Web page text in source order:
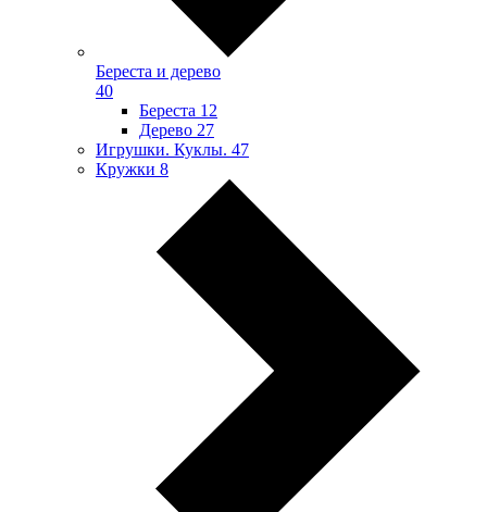
Береста и дерево
40
Береста 12
Дерево 27
Игрушки. Куклы. 47
Кружки 8